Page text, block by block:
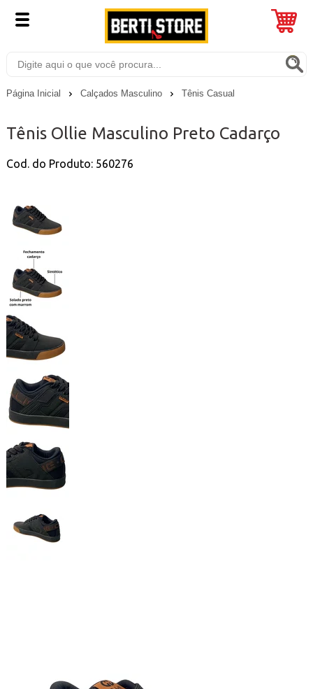
Página Inicial Calçados Masculino Tênis Casual
Tênis Ollie Masculino Preto Cadarço
Cod. do Produto: 560276